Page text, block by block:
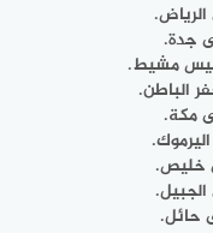
جدة.
مشيط.
الباطن.
مكة.
خليص.
حائل.